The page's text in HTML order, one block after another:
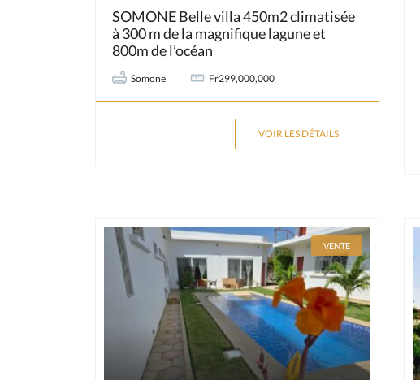
SOMONE Belle villa 450m2 climatisée
à 300 m de la magnifique lagune et
800m de l’océan
Somone Fr299,000,000
VOIR LES DÉTAILS
VENTE